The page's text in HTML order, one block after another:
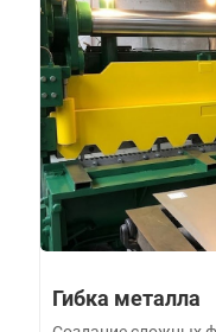
Гибка металла